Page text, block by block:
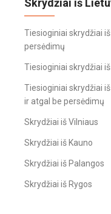
Skrydžiai iš
Tiesioginiai skrydžiai
persėdimų
Tiesioginiai skrydžiai
Tiesioginiai skrydžiai
ir atgal be persėdimų
Skrydžiai iš Vilniaus
Skrydžiai iš Kauno
Skrydžiai iš Palangos
Skrydžiai iš Rygos